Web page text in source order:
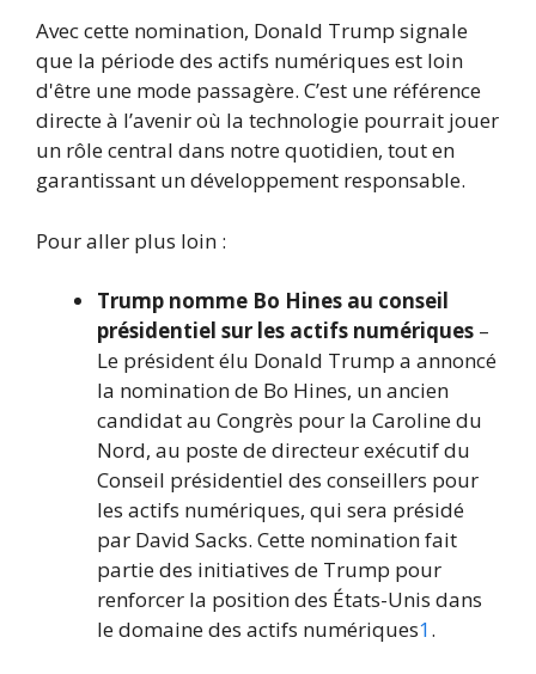
Avec cette nomination, Donald Trump signale
que la période des actifs numériques est loin
d'être une mode passagère. C’est une référence
directe à l’avenir où la technologie pourrait jouer
un rôle central dans notre quotidien, tout en
garantissant un développement responsable.
Pour aller plus loin :
Trump nomme Bo Hines au conseil
présidentiel sur les actifs numériques –
Le président élu Donald Trump a annoncé
la nomination de Bo Hines, un ancien
candidat au Congrès pour la Caroline du
Nord, au poste de directeur exécutif du
Conseil présidentiel des conseillers pour
les actifs numériques, qui sera présidé
par David Sacks. Cette nomination fait
partie des initiatives de Trump pour
renforcer la position des États-Unis dans
le domaine des actifs numériques1.